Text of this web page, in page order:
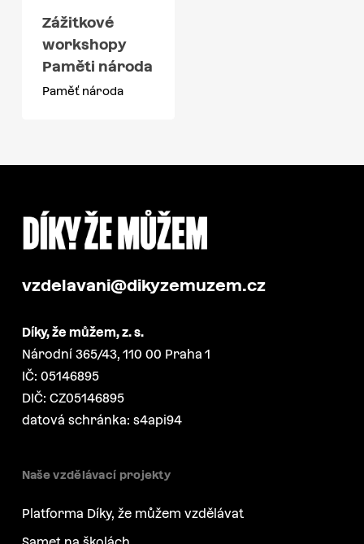
Zážitkové
workshopy
Paměti národa
Paměť národa
vzdelavani@dikyzemuzem.cz
Díky, že můžem, z. s.
Národní 365/43, 110 00 Praha 1
IČ: 05146895
DIČ: CZ05146895
datová schránka: s4api94
Naše vzdělávací projekty
Platforma Díky, že můžem vzdělávat